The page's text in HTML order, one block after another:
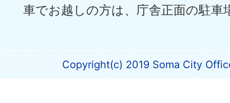
車でお越しの方は、庁舎正面の駐車
Copyright(c) 2019 Soma City